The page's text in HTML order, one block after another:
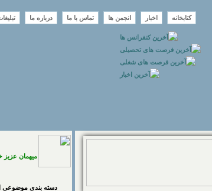
کتابخانه اخبار انجمن ها تماس با ما درباره ما
میهمان عزیز
دسته بندی موضوعی